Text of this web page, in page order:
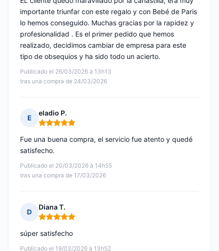
Publicado el 26/03/2026 à 13h13
tras una compra de 24/03/2026
importante triunfar con este regalo y con Bebé de Paris
lo hemos conseguido. Muchas gracias por la rapidez y
profesionalidad . Es el primer pedido que hemos
realizado, decidimos cambiar de empresa para este
tipo de obsequios y ha sido todo un acierto.
E
eladio P.
Nota: 5 de 5
Publicado el 20/03/2026 à 14h55
tras una compra de 17/03/2026
Fue una buena compra, el servicio fue atento y quedé
satisfecho.
D
Diana T.
Nota: 5 de 5
Publicado el 19/03/2026 à 13h52
súper satisfecho